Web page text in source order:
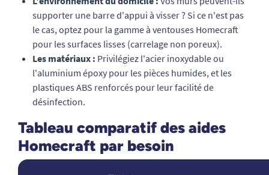
supporter une barre d'appui à visser ? Si ce n'est pas
le cas, optez pour la gamme à ventouses Homecraft
pour les surfaces lisses (carrelage non poreux).
Les matériaux : Privilégiez l'acier inoxydable ou
l'aluminium époxy pour les pièces humides, et les
plastiques ABS renforcés pour leur facilité de
désinfection.
Tableau comparatif des aides
Homecraft par besoin